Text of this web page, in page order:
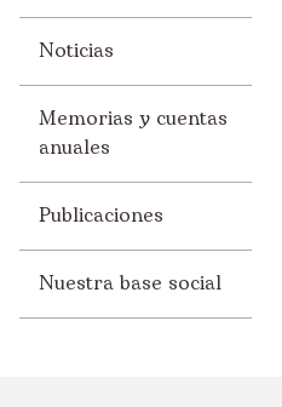
Noticias
Memorias y cuentas
anuales
Publicaciones
Nuestra base social